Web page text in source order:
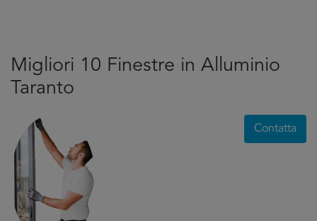
Migliori 10 Finestre in Alluminio
Taranto
Contatta